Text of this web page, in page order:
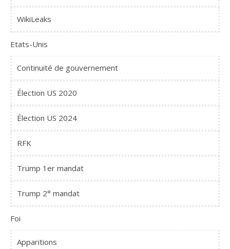
WikiLeaks
Etats-Unis
Continuité de gouvernement
Élection US 2020
Élection US 2024
RFK
Trump 1er mandat
Trump 2° mandat
Foi
Apparitions